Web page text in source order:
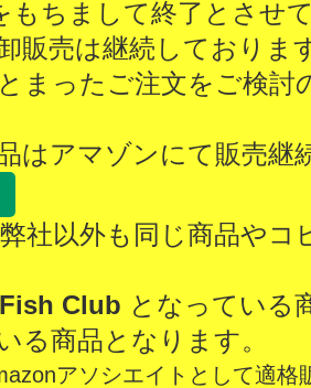
もちまして終了とさせ
販売は継続しておりま
まったご注文をご検討
はアマゾンにて販売継
社以外も同じ商品やコ
Club となっている
る商品となります。
アソシエイトとして適格